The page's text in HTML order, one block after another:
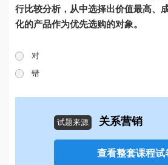
行比较分析，从中选择出价值最高、
化的产品作为优先选购的对象。
对
错
试题来源 关系营销
查看整套课程试